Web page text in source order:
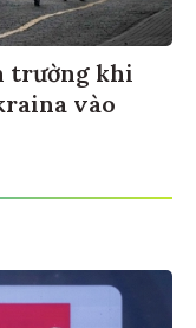
trường khi
vào